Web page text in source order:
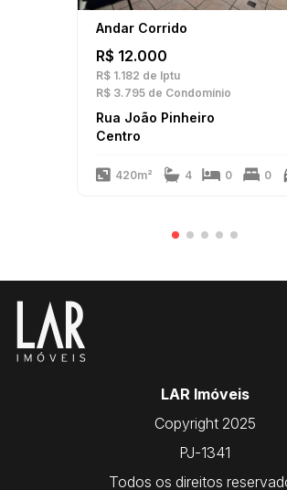
Andar Corrido
R$ 12.000
R$ 1.182 de Iptu
R$ 3.795 de Condomínio
Rua João Pinheiro
Centro
420m² 4 0 0
LAR Imóveis
Copyright 2025
PJ-1341
Todos os direitos